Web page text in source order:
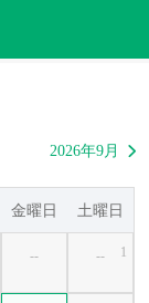
2026年9月 
金曜日 土曜日
-- -- 1